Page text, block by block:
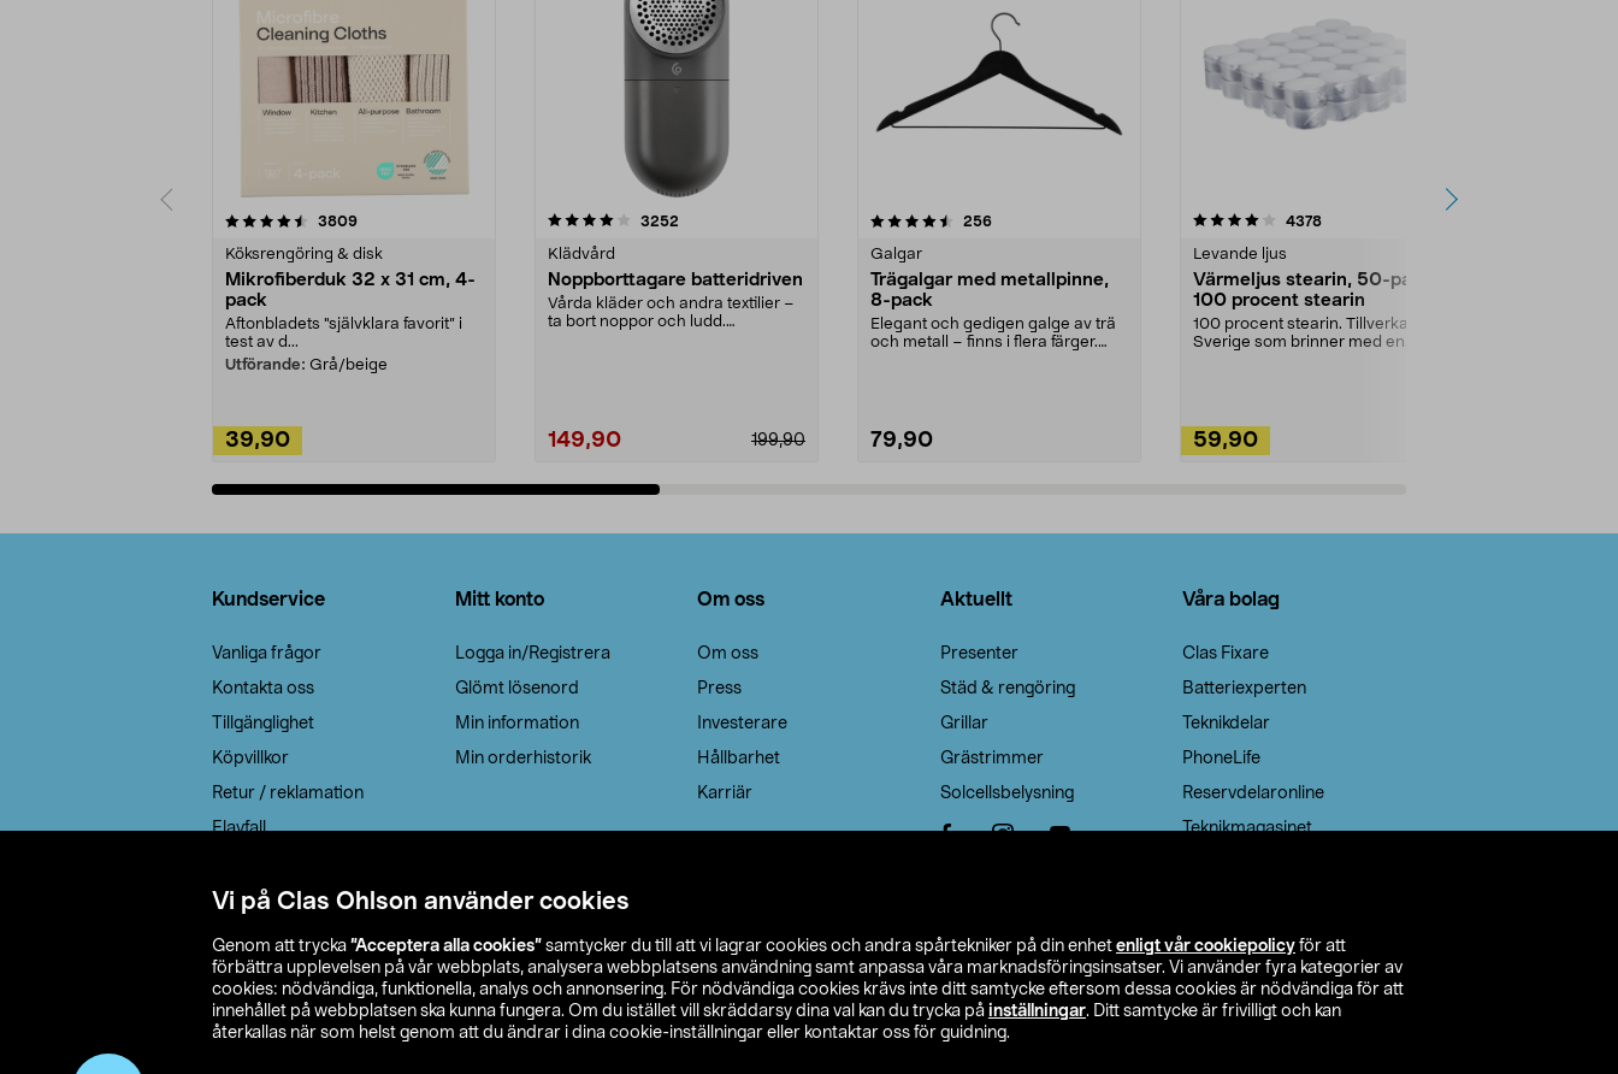
Vi på Clas Ohlson använder cookies
Genom att trycka ”Acceptera alla cookies” samtycker du till att vi lagrar cookies och andra spårtekniker på din enhet enligt vår cookiepolicy för att
förbättra upplevelsen på vår webbplats, analysera webbplatsens användning samt anpassa våra marknadsföringsinsatser. Vi använder fyra kategorier av
cookies: nödvändiga, funktionella, analys och annonsering. För nödvändiga cookies krävs inte ditt samtycke eftersom dessa cookies är nödvändiga för att
innehållet på webbplatsen ska kunna fungera. Om du istället vill skräddarsy dina val kan du trycka på inställningar. Ditt samtycke är frivilligt och kan
återkallas när som helst genom att du ändrar i dina cookie-inställningar eller kontaktar oss för guidning.
3809recensioner
Köksrengöring & disk
Mikrofiberduk 32 x 31 cm, 4-
pack
Aftonbladets "självklara favorit” i
test av d...
Utförande: Grå/beige
39,90
4.0av 5 stjärnor 3252
Klädvård
Noppborttagare batteridriven
Vårda kläder och andra textilier –
ta bort noppor och ludd.
199,90
149,90
4.5av 5 stjärnor 256recensioner
Galgar
Trägalgar med metallpinne,
8-pack
Elegant och gedigen galge av trä
och metall – finns i flera färger.
79,90
4.0av 5 stjärnor 4378recensioner
Levande ljus
Värmeljus stearin, 50-pack,
100 procent stearin
100 procent stearin. Tillverkade i
Sverige som brinner med en
59,90
4.5av 5 stjärnor
Kundservice
Vanliga frågor
Kontakta oss
Tillgänglighet
Köpvillkor
Retur / reklamation
Elavfall
Leveransalternativ
Mitt konto
Logga in/Registrera
Glömt lösenord
Min information
Min orderhistorik
Om oss
Om oss
Press
Investerare
Hållbarhet
Karriär
Aktuellt
Presenter
Städ & rengöring
Grillar
Grästrimmer
Solcellsbelysning
Våra bolag
Clas Fixare
Batteriexperten
Teknikdelar
PhoneLife
Reservdelaronline
Teknikmagasinet